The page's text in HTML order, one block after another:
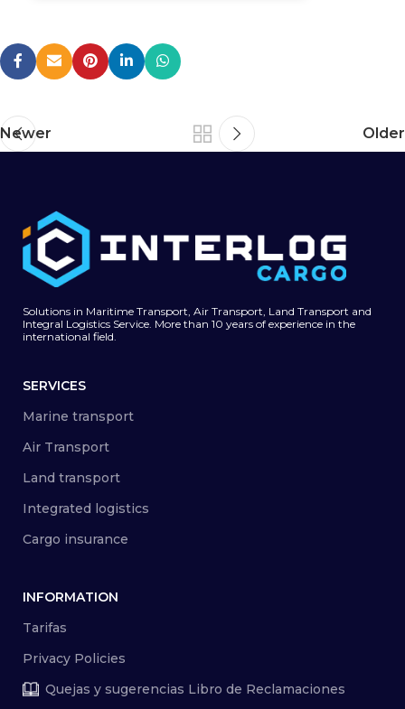
Newer Older
Solutions in Maritime Transport, Air Transport, Land Transport and
Integral Logistics Service. More than 10 years of experience in the
international field.
SERVICES
Marine transport
Air Transport
Land transport
Integrated logistics
Cargo insurance
INFORMATION
Tarifas
Privacy Policies
Quejas y sugerencias Libro de Reclamaciones